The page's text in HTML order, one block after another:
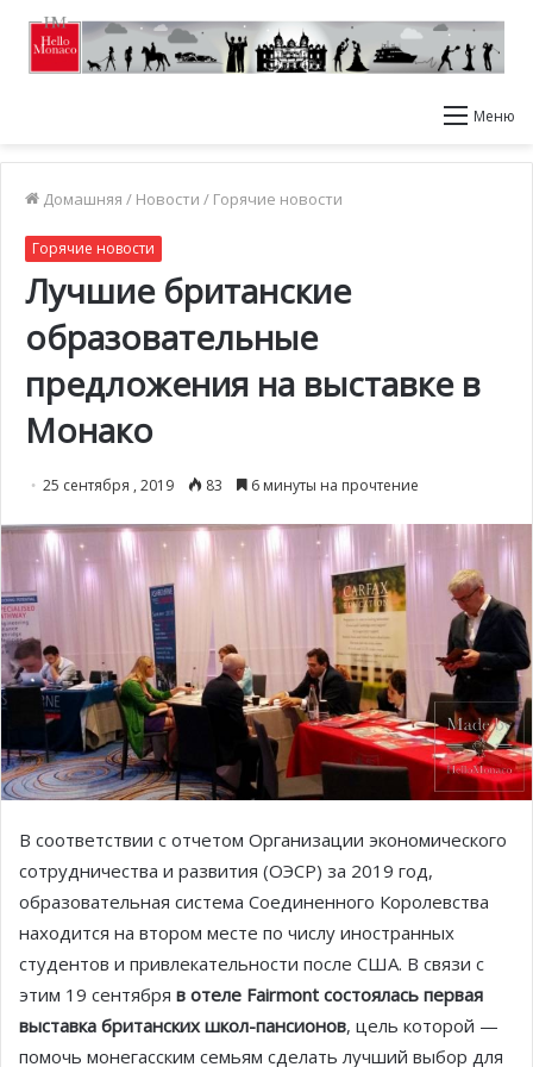
Меню
Домашняя / Новости / Горячие новости
Горячие новости
Лучшие британские
образовательные
предложения на выставке в
Монако
25 сентября , 2019 83 6 минуты на прочтение
В соответствии с отчетом Организации экономического
сотрудничества и развития (ОЭСР) за 2019 год,
образовательная система Соединенного Королевства
находится на втором месте по числу иностранных
студентов и привлекательности после США. В связи с
этим 19 сентября в отеле Fairmont состоялась первая
выставка британских школ-пансионов, цель которой —
помочь монегасским семьям сделать лучший выбор для